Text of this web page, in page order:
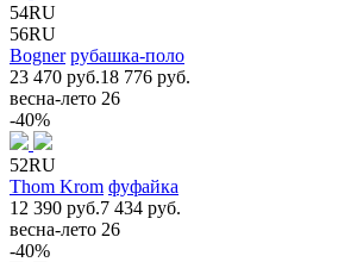
54RU
56RU
Bogner рубашка-поло
23 470 руб.18 776 руб.
весна-лето 26
-40%
52RU
Thom Krom фуфайка
12 390 руб.7 434 руб.
весна-лето 26
-40%